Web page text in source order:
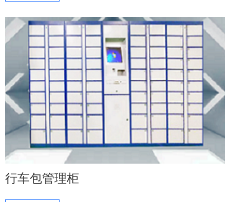
行车包管理柜